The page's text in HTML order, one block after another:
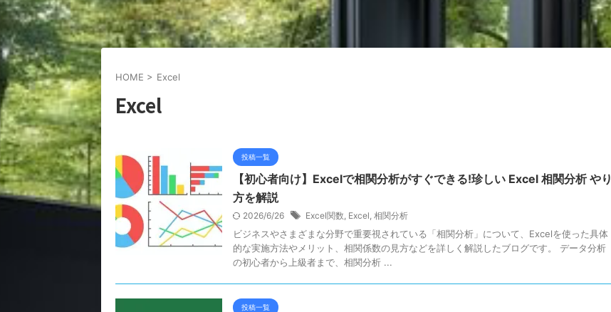
HOME > Excel
Excel
投稿一覧
【初心者向け】Excelで相関分析がすぐできる!珍しい Excel 相関分析 やり
方を解説
2026/6/26 Excel関数, Excel, 相関分析
ビジネスやさまざまな分野で重要視されている「相関分析」について、Excelを使った具体
的な実施方法やメリット、相関係数の見方などを詳しく解説したブログです。 データ分析
の初心者から上級者まで、相関分析 ...
投稿一覧